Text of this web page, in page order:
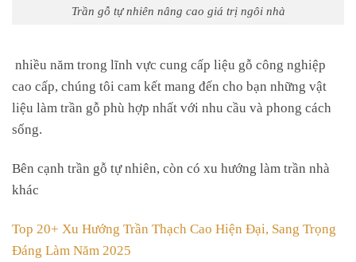
Trần gỗ tự nhiên nâng cao giá trị ngôi nhà
nhiều năm trong lĩnh vực cung cấp liệu gỗ công nghiệp
cao cấp, chúng tôi cam kết mang đến cho bạn những vật
liệu làm trần gỗ phù hợp nhất với nhu cầu và phong cách
sống.
Bên cạnh trần gỗ tự nhiên, còn có xu hướng làm trần nhà
khác
Top 20+ Xu Hướng Trần Thạch Cao Hiện Đại, Sang Trọng
Đáng Làm Năm 2025